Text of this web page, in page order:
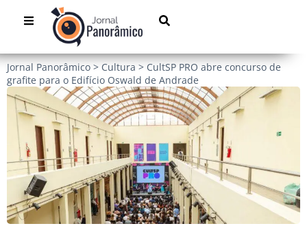
Jornal Panorâmico > Cultura > CultSP PRO abre concurso de
grafite para o Edifício Oswald de Andrade